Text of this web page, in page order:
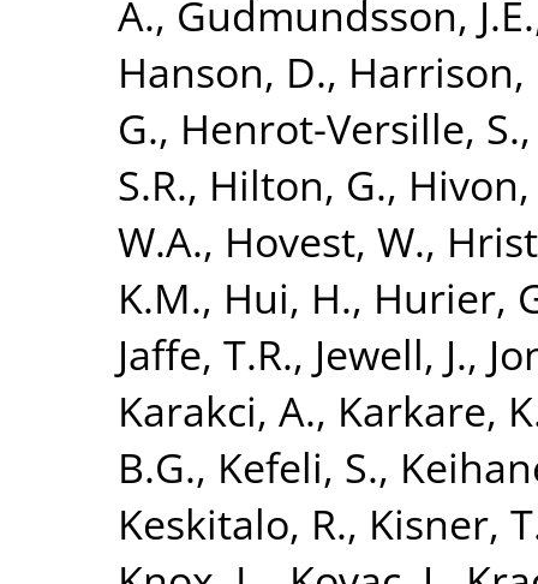
A., Gudmundsson, J.E.
Hanson, D., Harrison,
G., Henrot-Versille, S.
S.R., Hilton, G., Hivon,
W.A., Hovest, W.,
K.M., Hui, H., Hurier,
Jaffe, T.R., Jewell, J.,
Karakci, A., Karkare,
B.G., Kefeli, S.,
Keskitalo, R., Kisner,